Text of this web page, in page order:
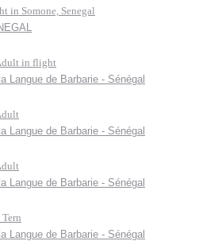
in Somone, Senegal
in flight
Langue de Barbarie - Sénégal
Langue de Barbarie - Sénégal
Langue de Barbarie - Sénégal
Langue de Barbarie - Sénégal